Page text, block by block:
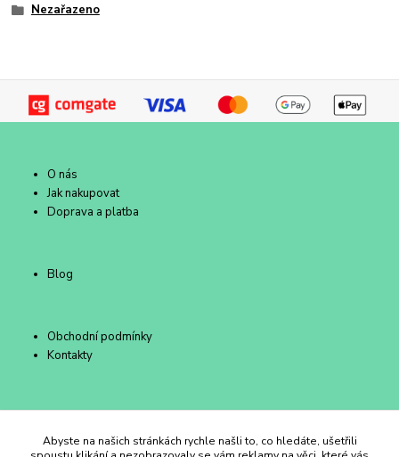
Nezařazeno
O nás
Jak nakupovat
Doprava a platba
Blog
Obchodní podmínky
Kontakty
Duhový Ateliér Kroměříž
Abyste na našich stránkách rychle našli to, co hledáte, ušetřili